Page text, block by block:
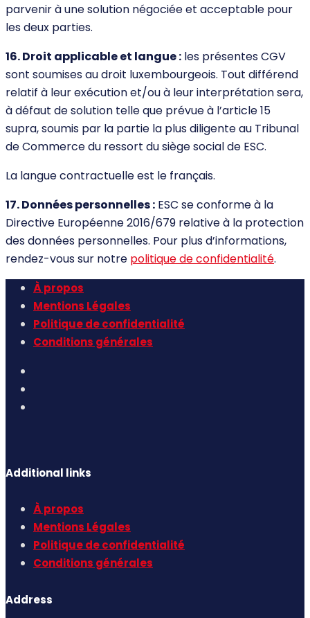
parvenir à une solution négociée et acceptable pour
les deux parties.
16. Droit applicable et langue : les présentes CGV
sont soumises au droit luxembourgeois. Tout différend
relatif à leur exécution et/ou à leur interprétation sera,
à défaut de solution telle que prévue à l’article 15
supra, soumis par la partie la plus diligente au Tribunal
de Commerce du ressort du siège social de ESC.
La langue contractuelle est le français.
17. Données personnelles : ESC se conforme à la
Directive Européenne 2016/679 relative à la protection
des données personnelles. Pour plus d’informations,
rendez-vous sur notre politique de confidentialité.
À propos
Mentions Légales
Politique de confidentialité
Conditions générales
Additional links
À propos
Mentions Légales
Politique de confidentialité
Conditions générales
Address